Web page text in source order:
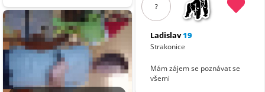
?
Ladislav19
Strakonice
Mám zájem se poznávat se
všemi